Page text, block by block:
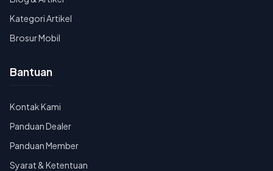
Kategori Artikel
Brosur Mobil
Bantuan
Kontak Kami
Panduan Dealer
Panduan Member
Syarat & Ketentuan